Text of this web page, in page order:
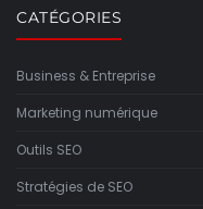
CATÉGORIES
Business & Entreprise
Marketing numérique
Outils SEO
Stratégies de SEO